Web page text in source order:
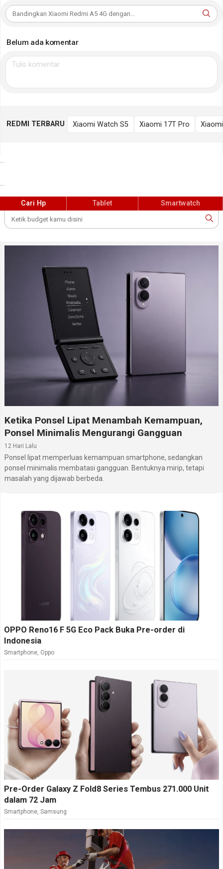
Belum ada komentar
REDMI TERBARU Xiaomi Watch S5 Xiaomi 17T Pro
Cari Hp Tablet Smartwatch
Ketika Ponsel Lipat Menambah Kemampuan,
Ponsel Minimalis Mengurangi Gangguan
12 Hari Lalu
Ponsel lipat memperluas kemampuan smartphone, sedangkan
ponsel minimalis membatasi gangguan. Bentuknya mirip, tetapi
masalah yang dijawab berbeda.
OPPO Reno16 F 5G Eco Pack Buka Pre-order di
Indonesia
Smartphone, Oppo
Pre-Order Galaxy Z Fold8 Series Tembus 271.000 Unit
dalam 72 Jam
Smartphone, Samsung